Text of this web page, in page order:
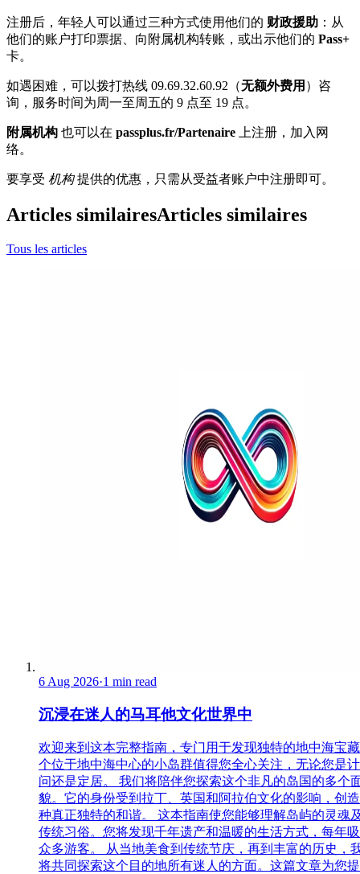
注册后，年轻人可以通过三种方式使用他们的 财政援助 ：从
他们的账户打印票据、向附属机构转账，或出示他们的 Pass+
卡。
如遇困难，可以拨打热线 09.69.32.60.92（无额外费用 ）咨
询，服务时间为周一至周五的 9 点至 19 点。
附属机构 也可以在 passplus.fr/Partenaire 上注册，加入网
络。
要享受 机构提供的优惠，只需从受益者账户中注册即可。
Articles similairesArticles similaires
Tous les articles
6 Aug 2026·1 min read
沉浸在迷人的马耳他文化世界中
欢迎来到这本完整指南，专门用于发现独特的地中海宝
个位于地中海中心的小岛群值得您全心关注，无论您是
问还是定居。 我们将陪伴您探索这个非凡的岛国的多个
貌。它的身份受到拉丁、英国和阿拉伯文化的影响，创
种真正独特的和谐。 这本指南使您能够理解岛屿的灵魂
传统习俗。您将发现千年遗产和温暖的生活方式，每年
众多游客。 从当地美食到传统节庆，再到丰富的历史，
将共同探索这个目的地所有迷人的方面。这篇文章为您